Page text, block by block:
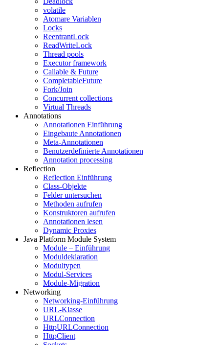
volatile
Atomare Variablen
Locks
ReentrantLock
ReadWriteLock
Thread pools
Executor framework
Callable & Future
CompletableFuture
Fork/Join
Concurrent collections
Virtual Threads
Annotations
Annotationen Einführung
Eingebaute Annotationen
Meta-Annotationen
Benutzerdefinierte Annotationen
Annotation processing
Reflection
Reflection Einführung
Class-Objekte
Felder untersuchen
Methoden aufrufen
Konstruktoren aufrufen
Annotationen lesen
Dynamic Proxies
Java Platform Module System
Module – Einführung
Moduldeklaration
Modultypen
Modul-Services
Module-Migration
Networking
Networking-Einführung
URL-Klasse
URLConnection
HttpURLConnection
HttpClient